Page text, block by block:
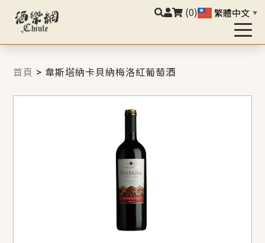
(0) 繁體中文 ▼
首頁 > 韋斯塔納卡貝納梅洛紅葡萄酒